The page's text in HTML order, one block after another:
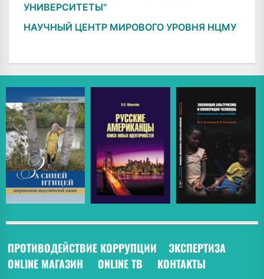
УНИВЕРСИТЕТЫ"
НАУЧНЫЙ ЦЕНТР МИРОВОГО УРОВНЯ НЦМУ
ПРОТИВОДЕЙСТВИЕ КОРРУПЦИИ ЭКСПЕРТИЗА
ONLINE МАГАЗИН
ONLINE ТВ КОНТАКТЫ